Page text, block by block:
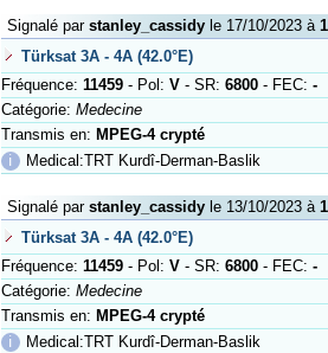
Signalé par stanley_cassidyle 17/10/2023 à
Türksat 3A - 4A (42.0°E)
Fréquence: 11459- Pol: V- SR: 6800- FEC: -
Catégorie: Medecine
Transmis en: MPEG-4 crypté
ℹ
Medical:TRT Kurdî-Derman-Baslik
Signalé par stanley_cassidyle 13/10/2023 à
Türksat 3A - 4A (42.0°E)
Fréquence: 11459- Pol: V- SR: 6800- FEC: -
Catégorie: Medecine
Transmis en: MPEG-4 crypté
ℹ
Medical:TRT Kurdî-Derman-Baslik